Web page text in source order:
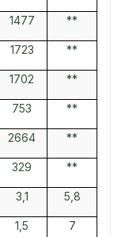
1477 **
1723 **
1702 **
753 **
2664 **
329 **
3,1 5,8
1,5 7